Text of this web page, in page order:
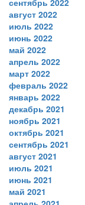
сентябрь 2022
август 2022
июль 2022
июнь 2022
май 2022
апрель 2022
март 2022
февраль 2022
январь 2022
декабрь 2021
ноябрь 2021
октябрь 2021
сентябрь 2021
август 2021
июль 2021
июнь 2021
май 2021